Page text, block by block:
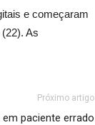
e começaram
As
Próximo artigo
paciente errado